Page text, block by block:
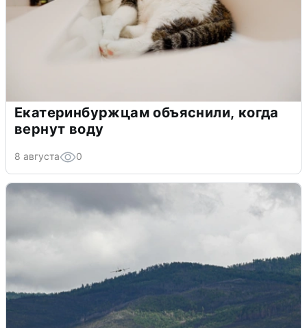
Екатеринбуржцам объяснили, когда
вернут воду
8 августа 0